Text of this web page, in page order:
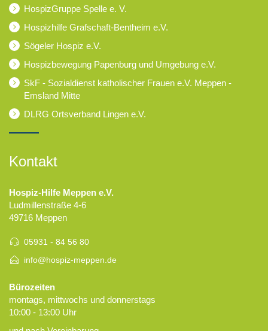
HospizGruppe Spelle e. V.
Hospizhilfe Grafschaft-Bentheim e.V.
Sögeler Hospiz e.V.
Hospizbewegung Papenburg und Umgebung e.V.
SkF - Sozialdienst katholischer Frauen e.V. Meppen -
Emsland Mitte
DLRG Ortsverband Lingen e.V.
Kontakt
Hospiz-Hilfe Meppen e.V.
Ludmillenstraße 4-6
49716 Meppen
05931 - 84 56 80
info@hospiz-meppen.de
Bürozeiten
montags, mittwochs und donnerstags
10:00 - 13:00 Uhr